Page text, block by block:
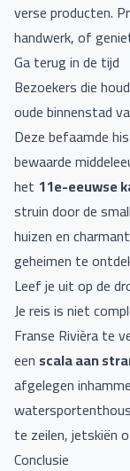
verse producten.
handwerk, of
Ga terug in de tijd
Bezoekers die
oude binnenstad
Deze befaamde
bewaarde
het 11e-eeuwse
struin door de
huizen en
geheimen te
Leef je uit op de
Je reis is niet
Franse Rivièra te
een scala aan
afgelegen
te zeilen, jetskiën
Conclusie